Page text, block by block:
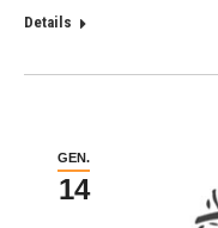
Details
GEN.
14